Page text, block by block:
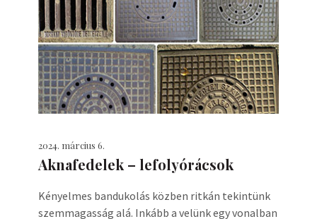
2024. március 6.
Aknafedelek – lefolyórácsok
Kényelmes bandukolás közben ritkán tekintünk
szemmagasság alá. Inkább a velünk egy vonalban